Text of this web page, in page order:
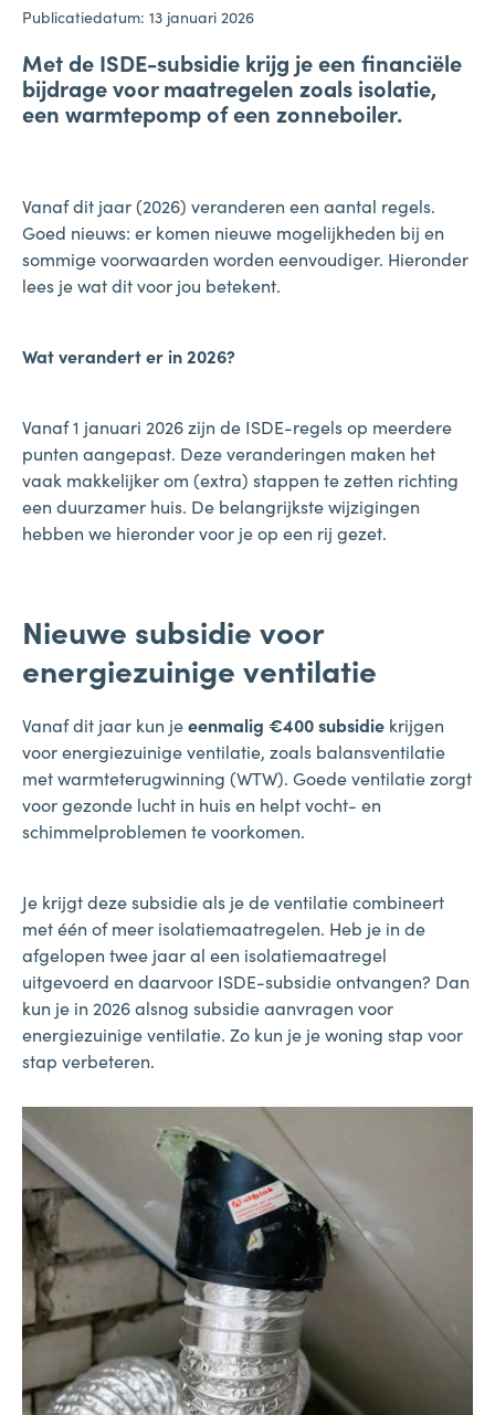
Publicatiedatum: 13 januari 2026
Met de ISDE-subsidie krijg je een financiële
bijdrage voor maatregelen zoals isolatie,
een warmtepomp of een zonneboiler.
Vanaf dit jaar (2026) veranderen een aantal regels.
Goed nieuws: er komen nieuwe mogelijkheden bij en
sommige voorwaarden worden eenvoudiger. Hieronder
lees je wat dit voor jou betekent.
Wat verandert er in 2026?
Vanaf 1 januari 2026 zijn de ISDE-regels op meerdere
punten aangepast. Deze veranderingen maken het
vaak makkelijker om (extra) stappen te zetten richting
een duurzamer huis. De belangrijkste wijzigingen
hebben we hieronder voor je op een rij gezet.
Nieuwe subsidie voor
energiezuinige ventilatie
Vanaf dit jaar kun jeeenmalig €400 subsidie krijgen
voor energiezuinige ventilatie, zoals balansventilatie
met warmteterugwinning (WTW). Goede ventilatie zorgt
voor gezonde lucht in huis en helpt vocht- en
schimmelproblemen te voorkomen.
Je krijgt deze subsidie als je de ventilatie combineert
met één of meer isolatiemaatregelen. Heb je in de
afgelopen twee jaar al een isolatiemaatregel
uitgevoerd en daarvoor ISDE-subsidie ontvangen? Dan
kun je in 2026 alsnog subsidie aanvragen voor
energiezuinige ventilatie. Zo kun je je woning stap voor
stap verbeteren.